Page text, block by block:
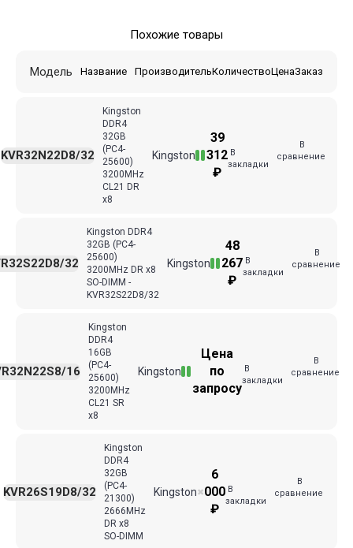
Похожие товары
Название Производитель
Модель КоличествоЦенаЗаказ
Kingston
DDR4
32GB
(PC4-
25600)
3200MHz
CL21 DR
x8
Kingston
KVR32N22D8/32
39
312
₽
В
закладки
В
сравнение
Kingston DDR4
32GB (PC4-
25600)
3200MHz DR x8
SO-DIMM -
KVR32S22D8/32
Kingston
32
48
267
₽
В
закладки
В
сравнение
Kingston
DDR4
16GB
(PC4-
25600)
3200MHz
CL21 SR
x8
Kingston
16
Цена
по
запросу
В
закладки
В
сравнение
Kingston
DDR4
32GB
(PC4-
21300)
2666MHz
DR x8
SO-DIMM
Kingston
KVR26S19D8/32 ✖
6
000
₽
В
закладки
В
сравнение